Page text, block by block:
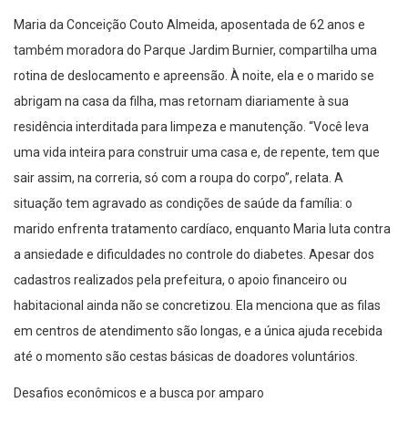
Maria da Conceição Couto Almeida, aposentada de 62 anos e
também moradora do Parque Jardim Burnier, compartilha uma
rotina de deslocamento e apreensão. À noite, ela e o marido se
abrigam na casa da filha, mas retornam diariamente à sua
residência interditada para limpeza e manutenção. “Você leva
uma vida inteira para construir uma casa e, de repente, tem que
sair assim, na correria, só com a roupa do corpo”, relata. A
situação tem agravado as condições de saúde da família: o
marido enfrenta tratamento cardíaco, enquanto Maria luta contra
a ansiedade e dificuldades no controle do diabetes. Apesar dos
cadastros realizados pela prefeitura, o apoio financeiro ou
habitacional ainda não se concretizou. Ela menciona que as filas
em centros de atendimento são longas, e a única ajuda recebida
até o momento são cestas básicas de doadores voluntários.
Desafios econômicos e a busca por amparo